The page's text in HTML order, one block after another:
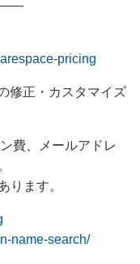
pricing
修正・カスタマイズ
費、メールアドレ
ります。
name-search/